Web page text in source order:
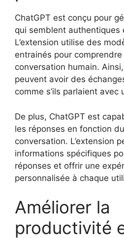
ChatGPT est conçu pour
qui semblent authentiques
L’extension utilise des
entrainés pour
conversation humain.
peuvent avoir des
comme s’ils parlaient avec
De plus, ChatGPT est
les réponses en fonction
conversation. L’extension
informations spécifiques
réponses et offrir une
personnalisée à chaque
Améliorer la
productivité